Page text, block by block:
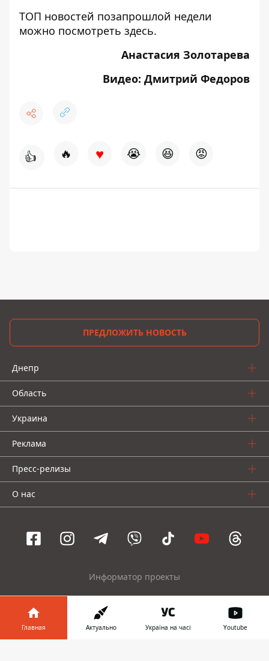
ТОП новостей позапрошлой недели
можно посмотреть здесь.
Анастасия Золотарева
Видео: Дмитрий Федоров
👍 🔥 ♥ 😭 😆 😡
ПРЕДЛОЖИТЬ НОВОСТЬ
Днепр
Область
Украина
Реклама
Пресс-релизы
О нас
Информатор проекты
Украина
Главная Актуально Україна на часі Youtube